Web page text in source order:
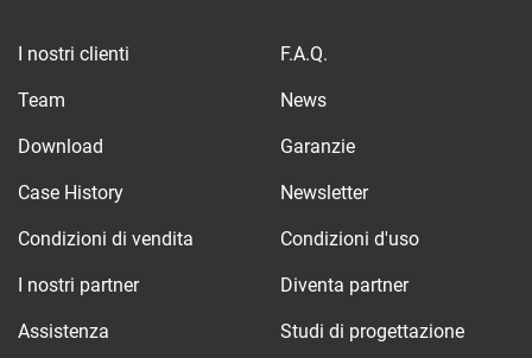
I nostri clienti F.A.Q.
Team News
Download Garanzie
Case History Newsletter
Condizioni di vendita Condizioni d'uso
I nostri partner Diventa partner
Assistenza Studi di progettazione